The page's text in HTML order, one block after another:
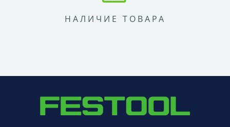
НАЛИЧИЕ ТОВАРА